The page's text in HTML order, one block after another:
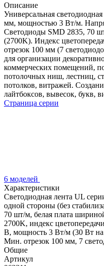
Описание
Универсальная
мм, мощностью 3 Вт/м.
Светодиоды SMD 2835, 70
(2700K). Индекс
отрезок 100 мм (7
для организации
коммерческих помещений,
потолочных ниш, лестниц,
потолков, витражей.
лайтбоксов, вывесок, букв,
Страница серии
6 моделей
Характеристики
Светодиодная лента UL
одной стороны (без
70 шт/м, белая плата
2700K, индекс
В, мощность 3 Вт/м (30 Вт
Мин. отрезок 100 мм, 7
Общие
Артикул